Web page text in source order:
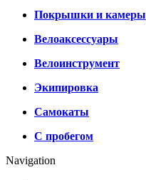
Покрышки и камеры
Велоаксессуары
Велоинструмент
Экипировка
Самокаты
С пробегом
Navigation